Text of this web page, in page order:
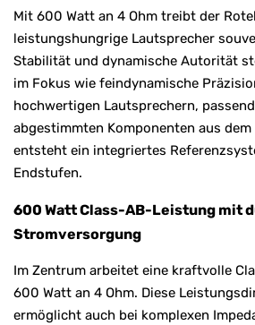
Mit 600 Watt an 4 Ohm treibt der
leistungshungrige Lautsprecher
Stabilität und dynamische Autorität
im Fokus wie feindynamische
hochwertigen Lautsprechern,
abgestimmten Komponenten aus dem
entsteht ein integriertes
Endstufen.
600 Watt Class-AB-Leistung mit
Stromversorgung
Im Zentrum arbeitet eine kraftvolle
600 Watt an 4 Ohm. Diese
ermöglicht auch bei komplexen